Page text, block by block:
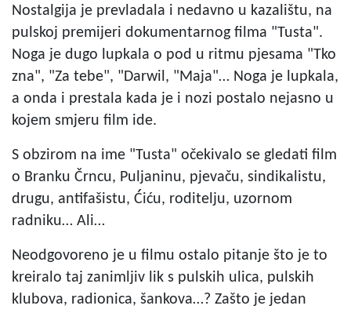
Nostalgija je prevladala i nedavno u kazalištu, na
pulskoj premijeri dokumentarnog filma "Tusta".
Noga je dugo lupkala o pod u ritmu pjesama "Tko
zna", "Za tebe", "Darwil, "Maja"… Noga je lupkala,
a onda i prestala kada je i nozi postalo nejasno u
kojem smjeru film ide.
S obzirom na ime "Tusta" očekivalo se gledati film
o Branku Črncu, Puljaninu, pjevaču, sindikalistu,
drugu, antifašistu, Ćiću, roditelju, uzornom
radniku… Ali…
Neodgovoreno je u filmu ostalo pitanje što je to
kreiralo taj zanimljiv lik s pulskih ulica, pulskih
klubova, radionica, šankova…? Zašto je jedan